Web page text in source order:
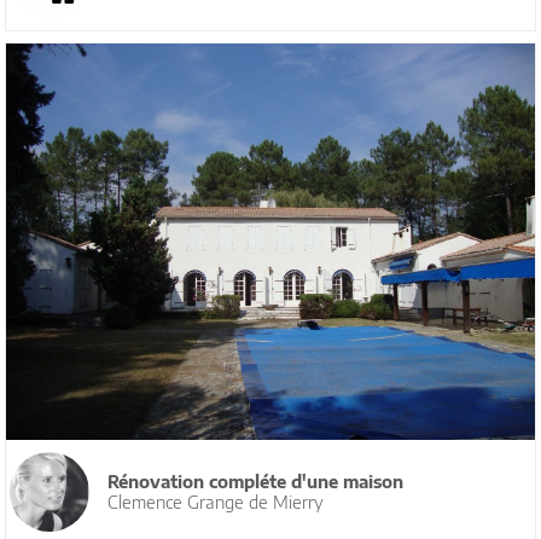
Rénovation compléte d'une maison
Clemence Grange de Mierry